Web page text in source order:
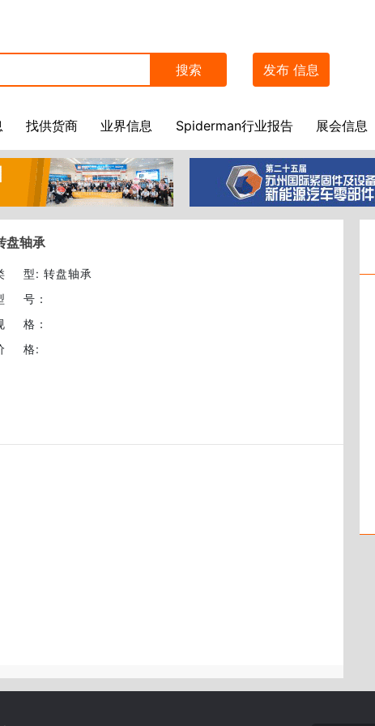
搜索 发布 信息
找供货商 业界信息 Spiderman行业报告 展会信息
盘轴承
型: 转盘轴承
号 ：
格 ：
格: